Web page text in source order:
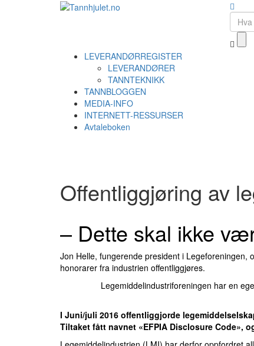
LEVERANDØRREGISTER
LEVERANDØRER
TANNTEKNIKK
TANNBLOGGEN
MEDIA-INFO
INTERNETT-RESSURSER
Avtaleboken
Offentliggjøring av
– Dette skal ikke
Jon Helle, fungerende president i Legeforeningen,
honorarer fra industrien offentliggjøres.
Legemiddelindustriforeningen har en
I Juni/juli 2016 offentliggjorde
Tiltaket fått navnet «EFPIA Disclosure Code»,